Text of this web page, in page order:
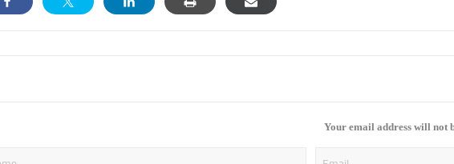
Your email address will not